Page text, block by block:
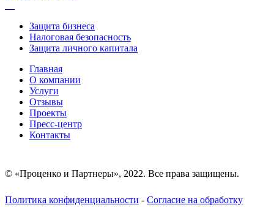
Защита бизнеса
Налоговая безопасность
Защита личного капитала
Главная
О компании
Услуги
Отзывы
Проекты
Пресс-центр
Контакты
© «Проценко и Партнеры», 2022. Все права защищены.
Политика конфиденциальности - Согласие на обработку